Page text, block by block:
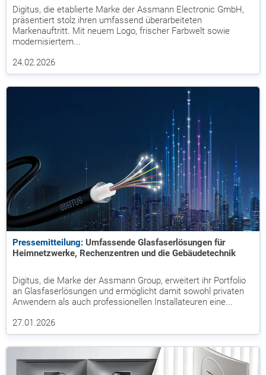
Digitus, die etablierte Marke der Assmann Electronic GmbH,
präsentiert stolz ihren umfassend überarbeiteten
Markenauftritt. Mit neuem Logo, frischer Farbwelt sowie
modernisiertem...
24.02.2026
Pressemitteilung: Umfassende Glasfaserlösungen für
Heimnetzwerke, Rechenzentren und die Gebäudetechnik
Digitus, die Marke der Assmann Group, erweitert ihr Portfolio
an Glasfaserlösungen und ermöglicht damit sowohl privaten
Anwendern als auch professionellen Installateuren eine...
27.01.2026